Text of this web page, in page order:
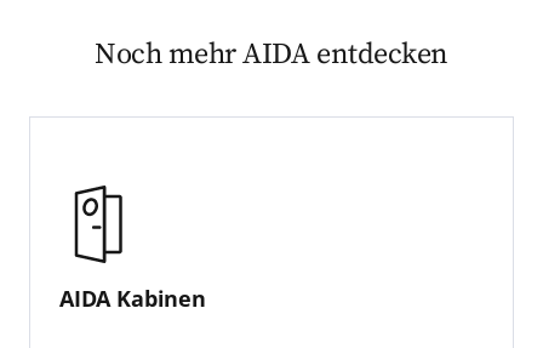
Noch mehr AIDA entdecken
AIDA Kabinen